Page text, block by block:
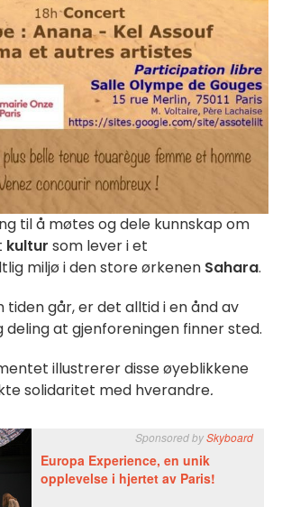
til å møtes og dele kunnskap om
kultur som lever i et
miljø i den store ørkenen Sahara.
går, er det alltid i en ånd av
deling at gjenforeningen finner sted.
illustrerer disse øyeblikkene
solidaritet med hverandre.